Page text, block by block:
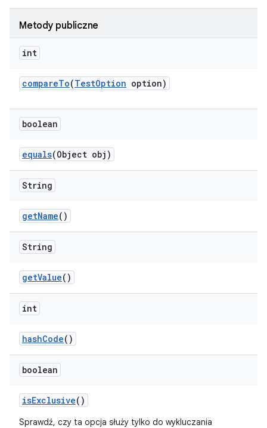
Metody publiczne
int
compareTo(TestOption option)
boolean
equals(Object obj)
String
getName()
String
getValue()
int
hashCode()
boolean
isExclusive()
Sprawdź, czy ta opcja służy tylko do wykluczania